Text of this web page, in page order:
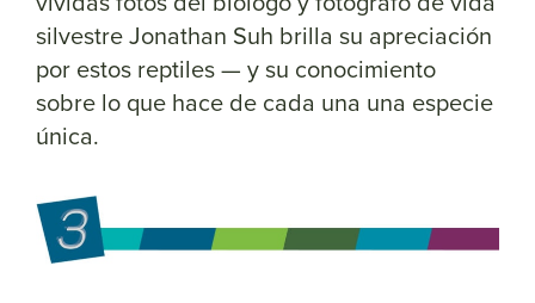
silvestre Jonathan Suh brilla su apreciación
por estos reptiles — y su conocimiento
sobre lo que hace de cada una una especie
única.